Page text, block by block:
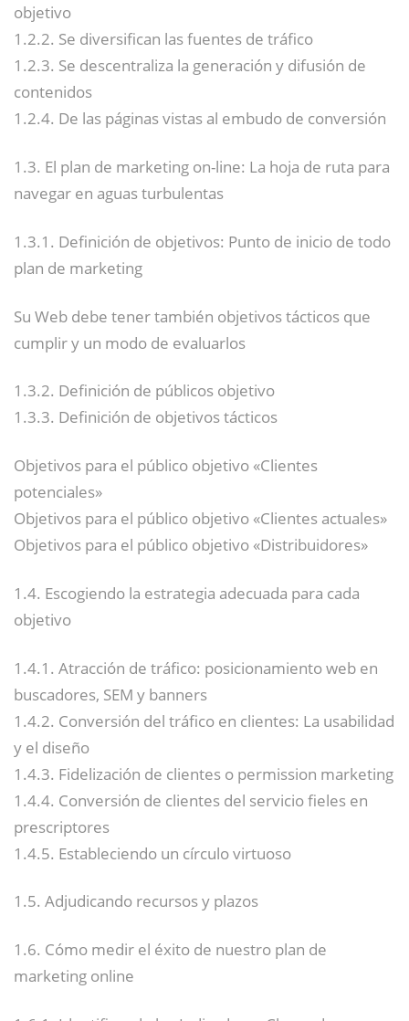
objetivo
1.2.2. Se diversifican las fuentes de tráfico
1.2.3. Se descentraliza la generación y difusión de
contenidos
1.2.4. De las páginas vistas al embudo de conversión
1.3. El plan de marketing on-line: La hoja de ruta para
navegar en aguas turbulentas
1.3.1. Definición de objetivos: Punto de inicio de todo
plan de marketing
Su Web debe tener también objetivos tácticos que
cumplir y un modo de evaluarlos
1.3.2. Definición de públicos objetivo
1.3.3. Definición de objetivos tácticos
Objetivos para el público objetivo «Clientes
potenciales»
Objetivos para el público objetivo «Clientes actuales»
Objetivos para el público objetivo «Distribuidores»
1.4. Escogiendo la estrategia adecuada para cada
objetivo
1.4.1. Atracción de tráfico: posicionamiento web en
buscadores, SEM y banners
1.4.2. Conversión del tráfico en clientes: La usabilidad
y el diseño
1.4.3. Fidelización de clientes o permission marketing
1.4.4. Conversión de clientes del servicio fieles en
prescriptores
1.4.5. Estableciendo un círculo virtuoso
1.5. Adjudicando recursos y plazos
1.6. Cómo medir el éxito de nuestro plan de
marketing online